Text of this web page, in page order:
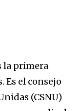
la primera
Es el consejo
(CSNU)